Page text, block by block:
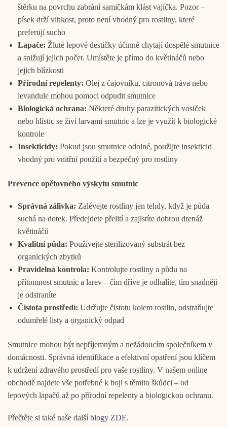
štěrku na povrchu zabrání samičkám klást vajíčka. Pozor –
písek drží vlhkost, proto není vhodný pro rostliny, které
preferují sucho
Lapače: Žluté lepové destičky účinně chytají dospělé smutnice
a snižují jejich počet. Umístěte je přímo do květináčů nebo
jejich blízkosti
Přírodní repelenty: Olej z čajovníku, citronová tráva nebo
levandule mohou pomoci odpudit smutnice
Biologická ochrana: Některé druhy parazitických vosiček
nebo hlístic se živí larvami smutnic a lze je využít k biologické
kontrole
Insekticidy: Pokud jsou smutnice odolné, použijte insekticid
vhodný pro vnitřní použití a bezpečný pro rostliny
Prevence opětovného výskytu smutnic
Správná zálivka: Zalévejte rostliny jen tehdy, když je půda
suchá na dotek. Předejdete přelití a zajistíte dobrou drenáž
květináčů
Kvalitní půda: Používejte sterilizovaný substrát bez
organických zbytků
Pravidelná kontrola: Kontrolujte rostliny a půdu na
přítomnost smutnic a larev – čím dříve je odhalíte, tím snadněji
je odstraníte
Čistota prostředí: Udržujte čistotu kolem rostlin, odstraňujte
odumřelé listy a organický odpad
Smutnice mohou být nepříjemným a nežádoucím společníkem v
domácnosti. Správná identifikace a efektivní opatření jsou klíčem
k udržení zdravého prostředí pro vaše rostliny. V našem online
obchodě najdete vše potřebné k boji s těmito škůdci – od
lepových lapačů až po přírodní repelenty a biologickou ochranu.
Přečtěte si také naše dalšíblogy ZDE.